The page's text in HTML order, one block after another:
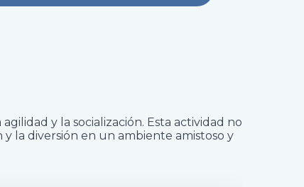
y la socialización. Esta actividad no
la diversión en un ambiente amistoso y